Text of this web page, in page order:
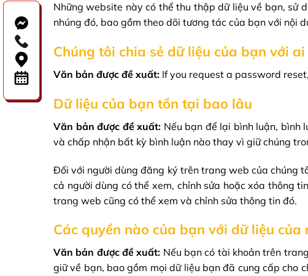
Những website này có thể thu thập dữ liệu về bạn, sử
nhúng đó, bao gồm theo dõi tương tác của bạn với nội
Chúng tôi chia sẻ dữ liệu của bạn với ai
Văn bản được đề xuất: If you request a password
Dữ liệu của bạn tồn tại bao lâu
Văn bản được đề xuất: Nếu bạn để lại bình luận, bình
và chấp nhận bất kỳ bình luận nào thay vì giữ chúng
Đối với người dùng đăng ký trên trang web của chúng
cả người dùng có thể xem, chỉnh sửa hoặc xóa thông
trang web cũng có thể xem và chỉnh sửa thông tin đó.
Các quyền nào của bạn với dữ liệu của
Văn bản được đề xuất: Nếu bạn có tài khoản trên
giữ về bạn, bao gồm mọi dữ liệu bạn đã cung cấp cho